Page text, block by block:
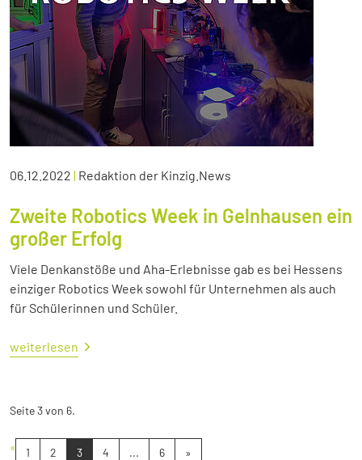
06.12.2022 | Redaktion der Kinzig.News
Zweite Robotics Week in Gelnhausen ein
großer Erfolg
Viele Denkanstöße und Aha-Erlebnisse gab es bei Hessens
einziger Robotics Week sowohl für Unternehmen als auch
für Schülerinnen und Schüler.
weiterlesen
Seite 3 von 6.
« 1 2 3 4 ... 6 »